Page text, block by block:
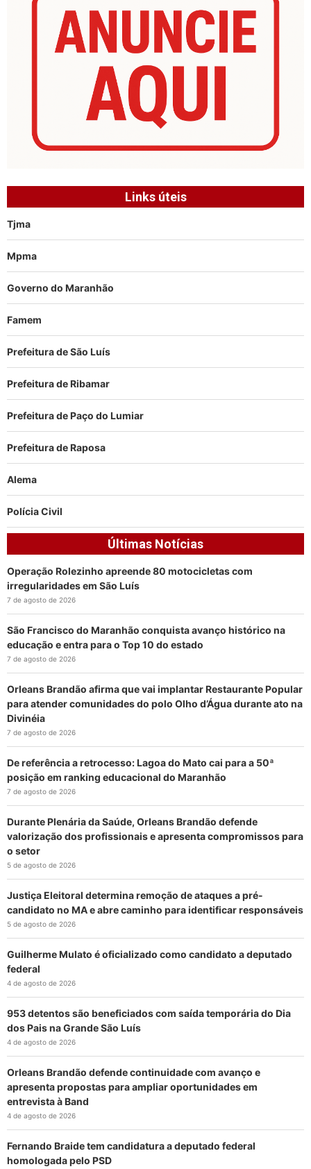
Links úteis
Tjma
Mpma
Governo do Maranhão
Famem
Prefeitura de São Luís
Prefeitura de Ribamar
Prefeitura de Paço do Lumiar
Prefeitura de Raposa
Alema
Polícia Civil
Últimas Notícias
Operação Rolezinho apreende 80 motocicletas com
irregularidades em São Luís
7 de agosto de 2026
São Francisco do Maranhão conquista avanço histórico na
educação e entra para o Top 10 do estado
7 de agosto de 2026
Orleans Brandão afirma que vai implantar Restaurante Popular
para atender comunidades do polo Olho d’Água durante ato na
Divinéia
7 de agosto de 2026
De referência a retrocesso: Lagoa do Mato cai para a 50ª
posição em ranking educacional do Maranhão
7 de agosto de 2026
Durante Plenária da Saúde, Orleans Brandão defende
valorização dos profissionais e apresenta compromissos para
o setor
5 de agosto de 2026
Justiça Eleitoral determina remoção de ataques a pré-
candidato no MA e abre caminho para identificar responsáveis
5 de agosto de 2026
Guilherme Mulato é oficializado como candidato a deputado
federal
4 de agosto de 2026
953 detentos são beneficiados com saída temporária do Dia
dos Pais na Grande São Luís
4 de agosto de 2026
Orleans Brandão defende continuidade com avanço e
apresenta propostas para ampliar oportunidades em
entrevista à Band
4 de agosto de 2026
Fernando Braide tem candidatura a deputado federal
homologada pelo PSD